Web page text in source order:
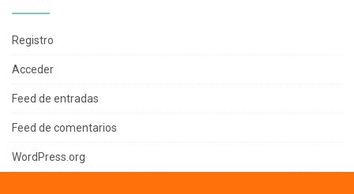
Registro
Acceder
Feed de entradas
Feed de comentarios
WordPress.org